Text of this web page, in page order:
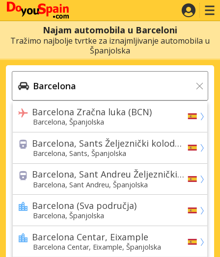
Najam automobila u Barceloni
Tražimo najbolje tvrtke za iznajmljivanje automobila u
Španjolska
Barcelona Zračna luka (BCN)
Barcelona, Španjolska
Barcelona, Sants Željeznički kolodvor
Barcelona, Sants, Španjolska
Barcelona, Sant Andreu Željeznički kolodvor
Barcelona, Sant Andreu, Španjolska
Barcelona (Sva područja)
Barcelona, Španjolska
Barcelona Centar, Eixample
Barcelona Centar, Eixample, Španjolska